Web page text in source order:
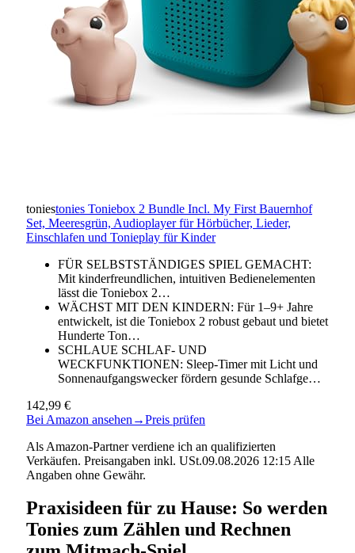
toniestonies Toniebox 2 Bundle Incl. My First Bauernhof
Set, Meeresgrün, Audioplayer für Hörbücher, Lieder,
Einschlafen und Tonieplay für Kinder
FÜR SELBSTSTÄNDIGES SPIEL GEMACHT:
Mit kinderfreundlichen, intuitiven Bedienelementen
lässt die Toniebox 2…
WÄCHST MIT DEN KINDERN: Für 1–9+ Jahre
entwickelt, ist die Toniebox 2 robust gebaut und bietet
Hunderte Ton…
SCHLAUE SCHLAF- UND
WECKFUNKTIONEN: Sleep-Timer mit Licht und
Sonnenaufgangswecker fördern gesunde Schlafge…
142,99 €
Bei Amazon ansehen →Preis prüfen
Als Amazon-Partner verdiene ich an qualifizierten
Verkäufen. Preisangaben inkl. USt.09.08.2026 12:15 Alle
Angaben ohne Gewähr.
Praxisideen für zu Hause: So werden
Tonies zum Zählen und Rechnen